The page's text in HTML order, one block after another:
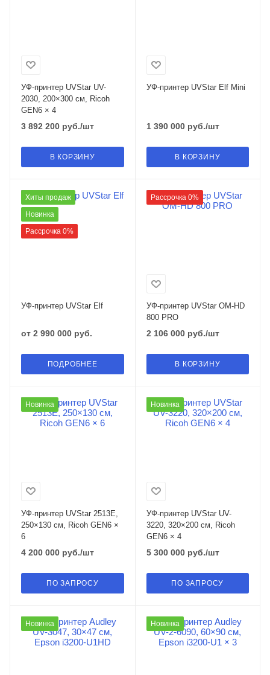
УФ-принтер UVStar UV-
2030, 200×300 см, Ricoh
GEN6 × 4
3 892 200 руб./шт
В КОРЗИНУ
УФ-принтер UVStar Elf Mini
1 390 000руб./шт
В КОРЗИНУ
Хиты продаж
Новинка
Рассрочка 0%
УФ-принтер UVStar Elf
от 2 990 000 руб.
ПОДРОБНЕЕ
Рассрочка 0%
УФ-принтер UVStar OM-HD
800 PRO
2 106 000руб./шт
В КОРЗИНУ
Новинка
УФ-принтер UVStar 2513E,
250×130 см, Ricoh GEN6 ×
6
4 200 000 руб./шт
ПО ЗАПРОСУ
Новинка
УФ-принтер UVStar UV-
3220, 320×200 см, Ricoh
GEN6 × 4
5 300 000руб./шт
ПО ЗАПРОСУ
Новинка Новинка